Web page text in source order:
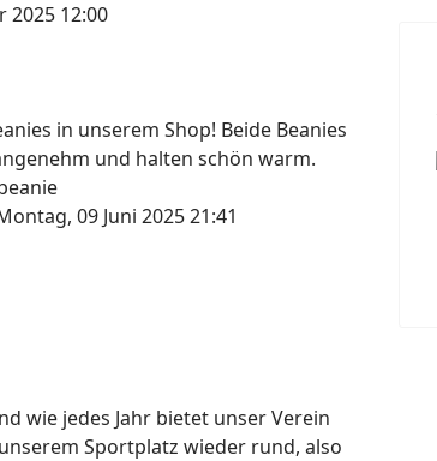
2025 12:00
in unserem Shop! Beide Beanies
und halten schön warm.
09 Juni 2025 21:41
wie jedes Jahr bietet unser Verein
Sportplatz wieder rund, also